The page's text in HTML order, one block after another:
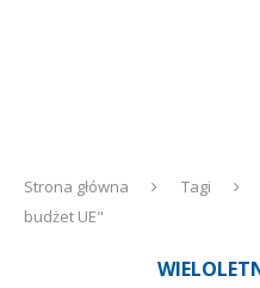
Strona główna Tagi
budżet UE"